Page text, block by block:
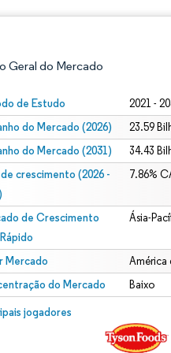
Geral do Mercado
de Estudo 2021 -
do Mercado (2026) 23.59
do Mercado (2031) 34.43
de crescimento (2026 -
7.86%
de Crescimento
Ásia-
Mercado América
do Mercado Baixo
jogadores
© Mordor Intelligence. O reuso requer
conforme CC BY 4.0.